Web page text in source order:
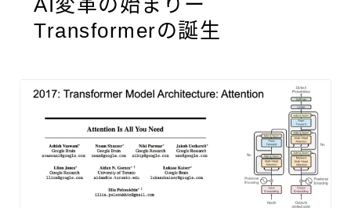
Transformerの誕生